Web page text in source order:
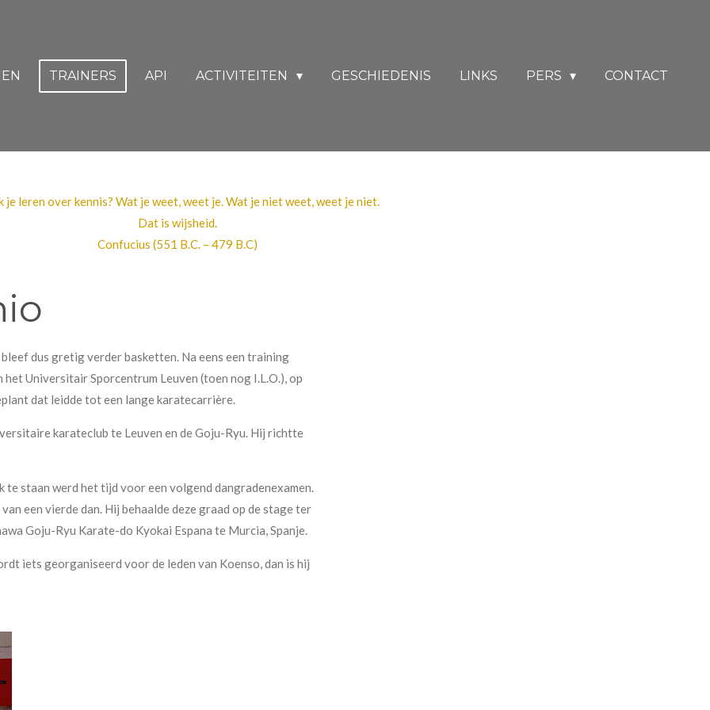
TRAINERS API ACTIVITEITEN GESCHIEDENIS LINKS PERS CONTACT
je leren over kennis? Wat je weet, weet je. Wat je niet weet, weet je niet.
Dat is wijsheid.
Confucius (551 B.C. – 479 B.C)
dus gretig verder basketten. Na eens een training
Universitair Sporcentrum Leuven (toen nog I.L.O.), op
dat leidde tot een lange karatecarrière.
karateclub te Leuven en de Goju-Ryu. Hij richtte
te staan werd het tijd voor een volgend dangradenexamen.
een vierde dan. Hij behaalde deze graad op de stage ter
Goju-Ryu Karate-do Kyokai Espana te Murcia, Spanje.
iets georganiseerd voor de leden van Koenso, dan is hij